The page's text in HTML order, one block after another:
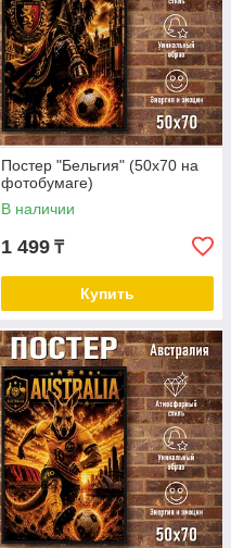
Постер "Бельгия" (50х70 на
фотобумаге)
В наличии
1 499 ₸
Купить